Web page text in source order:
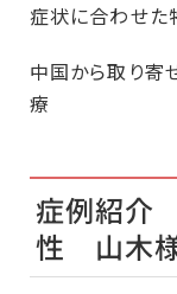
症状に合わせ
中国から取り寄
療
症例紹介
性 山木